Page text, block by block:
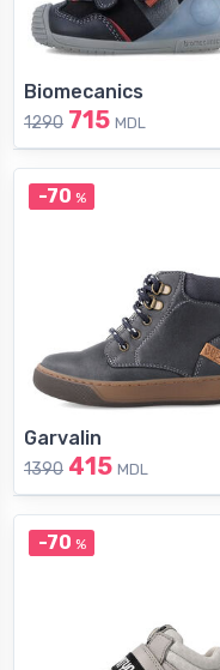
Biomecanics
1290 715 MDL
-70 %
Garvalin
1390 415 MDL
-70 %